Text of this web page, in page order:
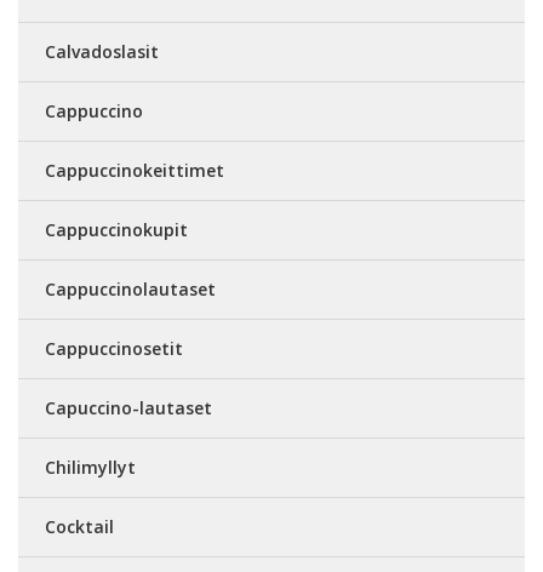
Calvadoslasit
Cappuccino
Cappuccinokeittimet
Cappuccinokupit
Cappuccinolautaset
Cappuccinosetit
Capuccino-lautaset
Chilimyllyt
Cocktail